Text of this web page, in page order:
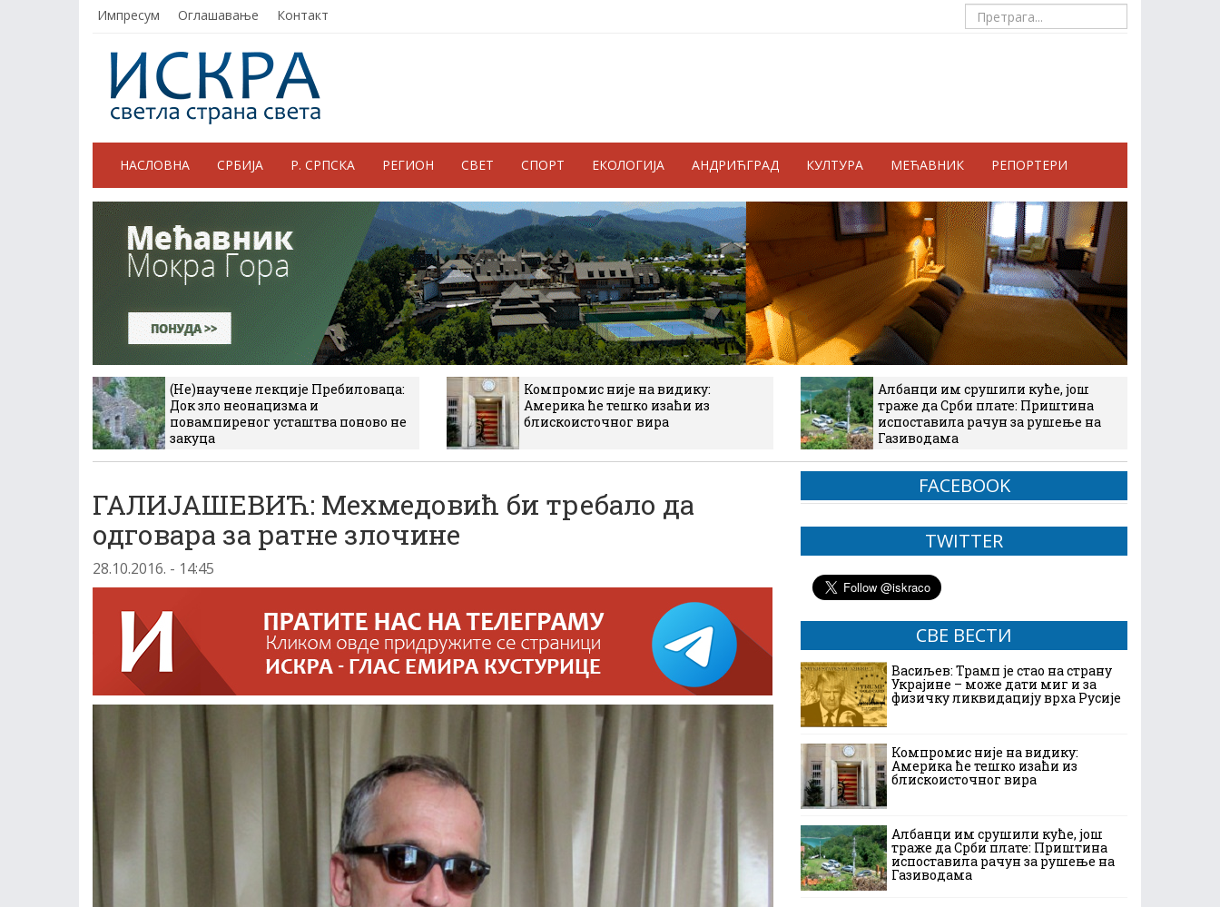
Импресум Оглашавање Контакт
НАСЛОВНА СРБИЈА Р. СРПСКА РЕГИОН СВЕТ СПОРТ ЕКОЛОГИЈА АНДРИЋГРАД КУЛТУРА МЕЋАВНИК РЕПОРТЕРИ
(Не)научене лекције Пребиловаца:
Док зло неонацизма и
повампиреног усташтва поново не
закуца
Компромис није на видику:
Америка ће тешко изаћи из
блискоисточног вира
Албанци им срушили куће, још
траже да Срби плате: Приштина
испоставила рачун за рушење на
Газиводама
ГАЛИЈАШЕВИЋ: Мехмедовић би требало да
одговара за ратне злочине
28.10.2016. - 14:45
FACEBOOK
TWITTER
СВЕ ВЕСТИ
Васиљев: Трамп је стао на страну
Украјине – може дати миг и за
физичку ликвидацију врха Русије
Компромис није на видику:
Америка ће тешко изаћи из
блискоисточног вира
Албанци им срушили куће, још
траже да Срби плате: Приштина
испоставила рачун за рушење на
Газиводама